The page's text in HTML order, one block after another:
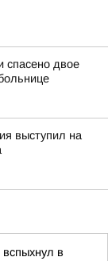
спасено двое
выступил на
в